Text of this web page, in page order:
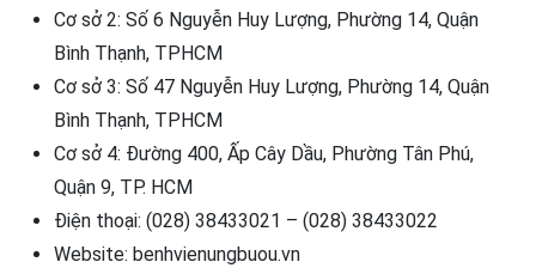
Cơ sở 2: Số 6 Nguyễn Huy Lượng, Phường 14, Quận
Bình Thạnh, TPHCM
Cơ sở 3: Số 47 Nguyễn Huy Lượng, Phường 14, Quận
Bình Thạnh, TPHCM
Cơ sở 4: Đường 400, Ấp Cây Dầu, Phường Tân Phú,
Quận 9, TP. HCM
Điện thoại: (028) 38433021 – (028) 38433022
Website: benhvienungbuou.vn